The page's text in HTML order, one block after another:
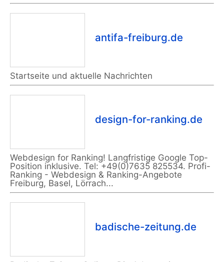
antifa-freiburg.de
Startseite und aktuelle Nachrichten
design-for-ranking.de
Webdesign for Ranking! Langfristige Google Top-
Position inklusive. Tel: +49(0)7635 825534. Profi-
Ranking - Webdesign & Ranking-Angebote
Freiburg, Basel, Lörrach...
badische-zeitung.de